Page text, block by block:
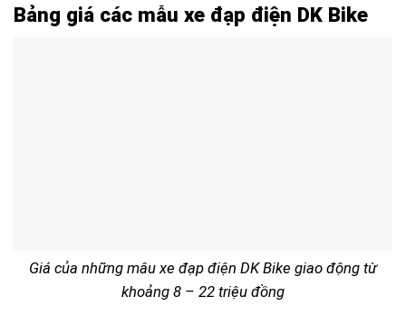
Bảng giá các mẫu xe đạp điện DK Bike
Giá của những mâu xe đạp điện DK Bike giao động từ
khoảng 8 – 22 triệu đồng